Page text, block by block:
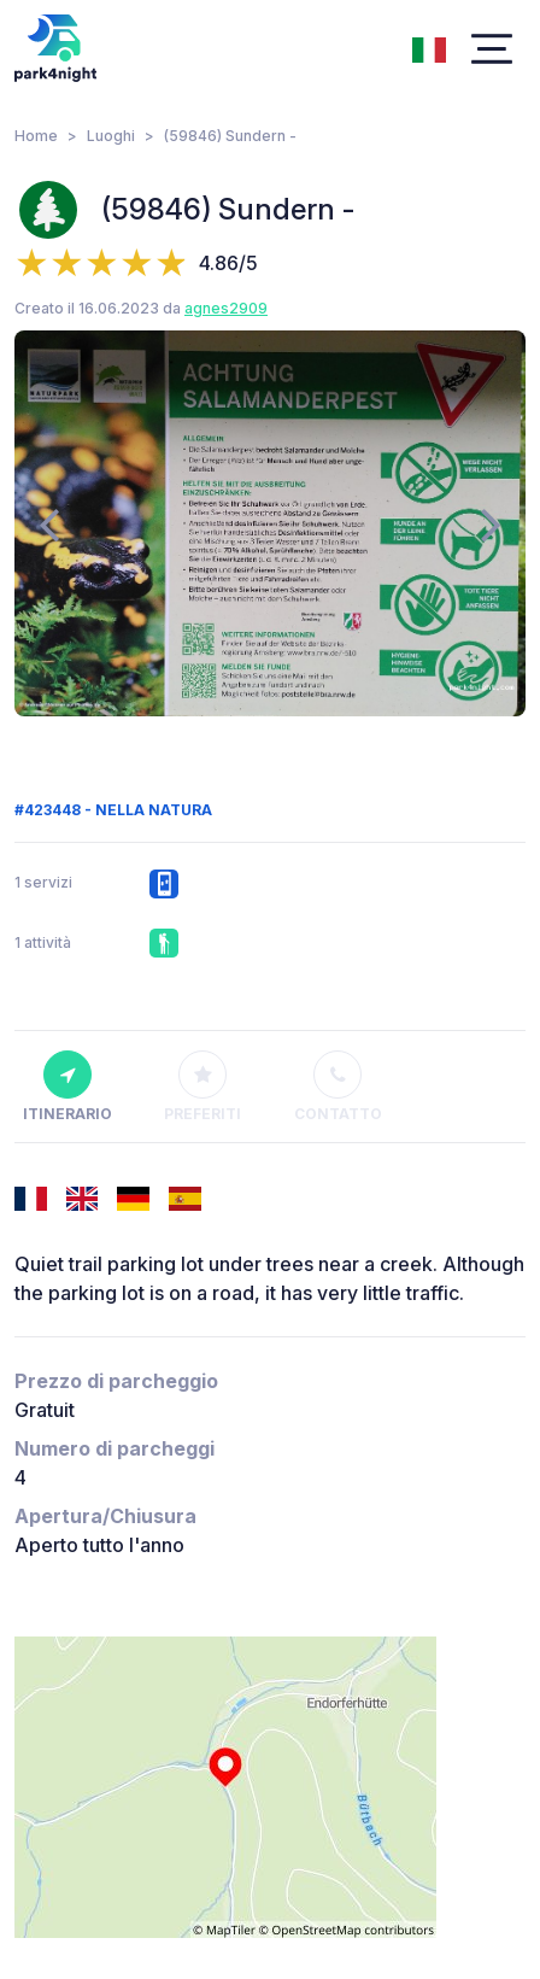
Home Luoghi (59846) Sundern -
(59846) Sundern -
4.86/5
Creato il 16.06.2023 da agnes2909
#423448 - NELLA NATURA
1 servizi
1 attività
ITINERARIO PREFERITI CONTATTO
Quiet trail parking lot under trees near a creek. Although
the parking lot is on a road, it has very little traffic.
Prezzo di parcheggio
Gratuit
Numero di parcheggi
4
Apertura/Chiusura
Aperto tutto l'anno